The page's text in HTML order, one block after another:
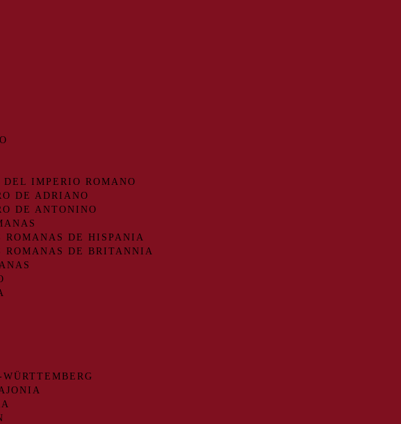
DEL IMPERIO ROMANO
DE ADRIANO
DE ANTONINO
ROMANAS DE HISPANIA
ROMANAS DE BRITANNIA